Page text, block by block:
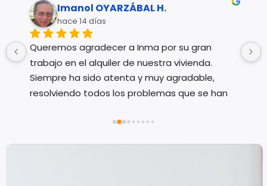
Imanol OYARZÁBAL H.
hace 14 días
Queremos agradecer a Inma por su gran
trabajo en el alquiler de nuestra vivienda.
Siempre ha sido atenta y muy agradable,
resolviendo todos los problemas que se han
pocos. Gracias Inma.